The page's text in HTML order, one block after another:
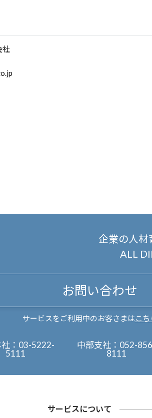
社
企業の人材
ALL
お問い合わせ
サービスをご利用中のお客さまは こち
： 03-5222-
5111
中部支社： 052-
8111
サービスについて